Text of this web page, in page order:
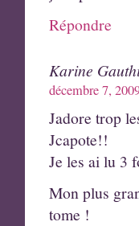
Répondre
Karine
décembre 7,
Jadore trop
Jcapote!!
Je les ai lu 3
Mon plus
tome !